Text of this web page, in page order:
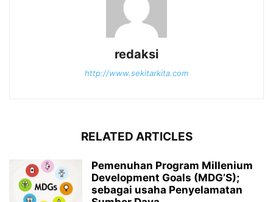
redaksi
http://www.sekitarkita.com
RELATED ARTICLES
Pemenuhan Program Millenium
Development Goals (MDG’S);
sebagai usaha Penyelamatan